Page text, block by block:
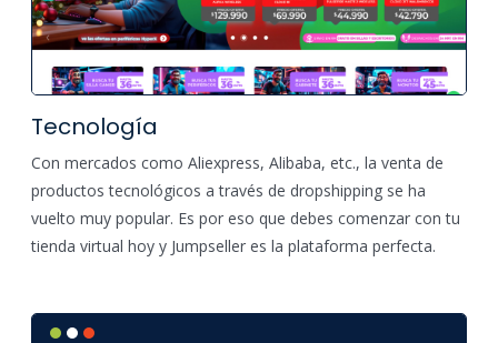
Tecnología
Con mercados como Aliexpress, Alibaba, etc., la venta de
productos tecnológicos a través de dropshipping se ha
vuelto muy popular. Es por eso que debes comenzar con tu
tienda virtual hoy y Jumpseller es la plataforma perfecta.